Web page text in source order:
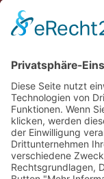
Creative
Entdecken
Service und